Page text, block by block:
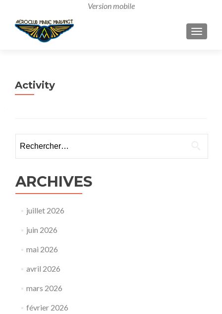
Activity
ARCHIVES
juillet 2026
juin 2026
mai 2026
avril 2026
mars 2026
février 2026